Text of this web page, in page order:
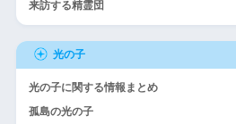
来訪する精霊団
光の子
光の子に関する情報まとめ
孤島の光の子